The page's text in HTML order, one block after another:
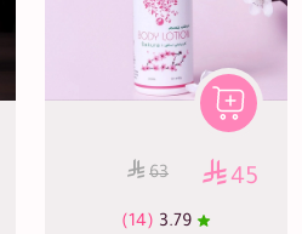
45
63
3.79
(14)